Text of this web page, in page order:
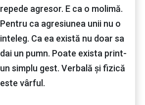
repede agresor. E ca o molimă.
Pentru ca agresiunea unii nu o
inteleg. Ca ea există nu doar sa
dai un pumn. Poate exista print-
un simplu gest. Verbală și fizică
este vârful.